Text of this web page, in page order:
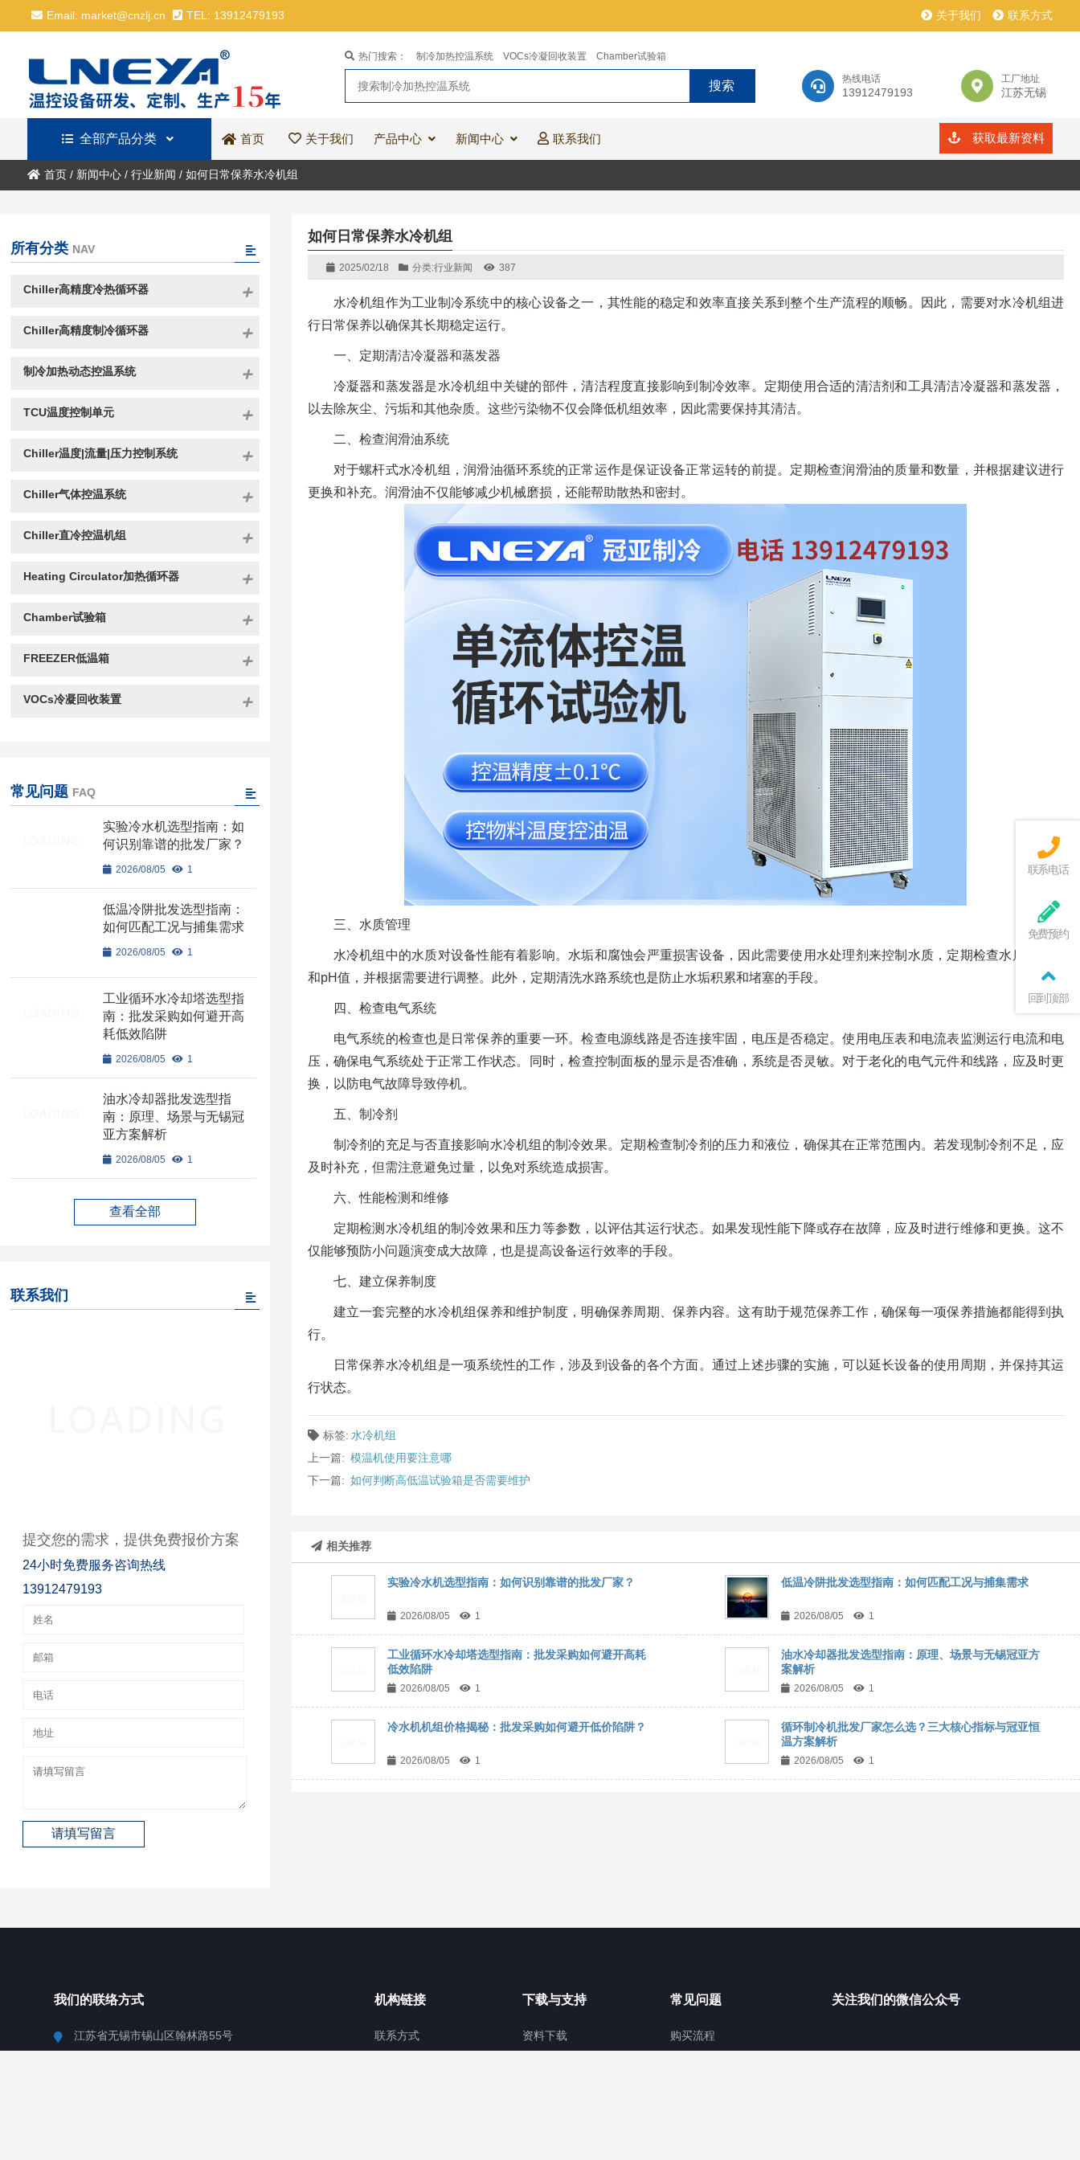
Email: market@cnzlj.cn TEL: 13912479193 关于我们 联系方式
热线电话
13912479193
工厂地址
江苏无锡
热门搜索： 制冷加热控温系统 VOCs冷凝回收装置 Chamber试验箱
全部产品分类 首页 关于我们 产品中心 新闻中心 联系我们 获取最新资料
首页/ 新闻中心/ 行业新闻 / 如何日常保养水冷机组
如何日常保养水冷机组
2025/02/18 分类:行业新闻 387
水冷机组作为工业制冷系统中的核心设备之一，其性能的稳定和效率直接关系到整个生产流程的顺畅。因此，需要对水冷机组进
行日常保养以确保其长期稳定运行。
一、定期清洁冷凝器和蒸发器
冷凝器和蒸发器是水冷机组中关键的部件，清洁程度直接影响到制冷效率。定期使用合适的清洁剂和工具清洁冷凝器和蒸发器，
以去除灰尘、污垢和其他杂质。这些污染物不仅会降低机组效率，因此需要保持其清洁。
二、检查润滑油系统
对于螺杆式水冷机组，润滑油循环系统的正常运作是保证设备正常运转的前提。定期检查润滑油的质量和数量，并根据建议进行
更换和补充。润滑油不仅能够减少机械磨损，还能帮助散热和密封。
三、水质管理
水冷机组中的水质对设备性能有着影响。水垢和腐蚀会严重损害设备，因此需要使用水处理剂来控制水质，定期检查水质的硬度
和pH值，并根据需要进行调整。此外，定期清洗水路系统也是防止水垢积累和堵塞的手段。
四、检查电气系统
电气系统的检查也是日常保养的重要一环。检查电源线路是否连接牢固，电压是否稳定。使用电压表和电流表监测运行电流和电
压，确保电气系统处于正常工作状态。同时，检查控制面板的显示是否准确，系统是否灵敏。对于老化的电气元件和线路，应及时更
换，以防电气故障导致停机。
五、制冷剂
制冷剂的充足与否直接影响水冷机组的制冷效果。定期检查制冷剂的压力和液位，确保其在正常范围内。若发现制冷剂不足，应
及时补充，但需注意避免过量，以免对系统造成损害。
六、性能检测和维修
定期检测水冷机组的制冷效果和压力等参数，以评估其运行状态。如果发现性能下降或存在故障，应及时进行维修和更换。这不
仅能够预防小问题演变成大故障，也是提高设备运行效率的手段。
七、建立保养制度
建立一套完整的水冷机组保养和维护制度，明确保养周期、保养内容。这有助于规范保养工作，确保每一项保养措施都能得到执
行。
日常保养水冷机组是一项系统性的工作，涉及到设备的各个方面。通过上述步骤的实施，可以延长设备的使用周期，并保持其运
行状态。
标签: 水冷机组
上一篇: 模温机使用要注意哪
下一篇: 如何判断高低温试验箱是否需要维护
相关推荐
实验冷水机选型指南：如何识别靠谱的批发厂家？
2026/08/05 1
低温冷阱批发选型指南：如何匹配工况与捕集需求
2026/08/05 1
工业循环水冷却塔选型指南：批发采购如何避开高耗
低效陷阱
2026/08/05 1
油水冷却器批发选型指南：原理、场景与无锡冠亚方
案解析
2026/08/05 1
冷水机机组价格揭秘：批发采购如何避开低价陷阱？
2026/08/05 1
循环制冷机批发厂家怎么选？三大核心指标与冠亚恒
温方案解析
2026/08/05 1
所有分类 NAV
Chiller高精度冷热循环器
Chiller高精度制冷循环器
制冷加热动态控温系统
TCU温度控制单元
Chiller温度|流量|压力控制系统
Chiller气体控温系统
Chiller直冷控温机组
Heating Circulator加热循环器
Chamber试验箱
FREEZER低温箱
VOCs冷凝回收装置
常见问题 FAQ
实验冷水机选型指南：如
何识别靠谱的批发厂家？
2026/08/05 1
低温冷阱批发选型指南：
如何匹配工况与捕集需求
2026/08/05 1
工业循环水冷却塔选型指
南：批发采购如何避开高
耗低效陷阱
2026/08/05 1
油水冷却器批发选型指
南：原理、场景与无锡冠
亚方案解析
2026/08/05 1
查看全部
联系我们
提交您的需求，提供免费报价方案
24小时免费服务咨询热线
13912479193
我们的联络方式
江苏省无锡市锡山区翰林路55号
机构链接
联系方式
下载与支持
资料下载
常见问题
购买流程
关注我们的微信公众号
联系电话
免费预约
回到顶部